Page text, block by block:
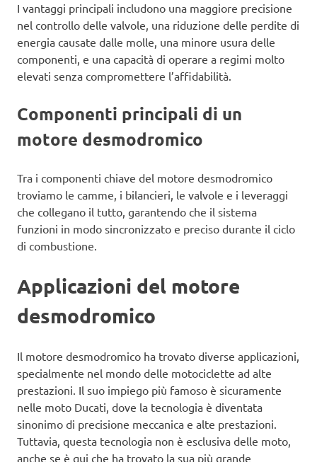
I vantaggi principali includono una maggiore precisione
nel controllo delle valvole, una riduzione delle perdite di
energia causate dalle molle, una minore usura delle
componenti, e una capacità di operare a regimi molto
elevati senza compromettere l’affidabilità.
Componenti principali di un
motore desmodromico
Tra i componenti chiave del motore desmodromico
troviamo le camme, i bilancieri, le valvole e i leveraggi
che collegano il tutto, garantendo che il sistema
funzioni in modo sincronizzato e preciso durante il ciclo
di combustione.
Applicazioni del motore
desmodromico
Il motore desmodromico ha trovato diverse applicazioni,
specialmente nel mondo delle motociclette ad alte
prestazioni. Il suo impiego più famoso è sicuramente
nelle moto Ducati, dove la tecnologia è diventata
sinonimo di precisione meccanica e alte prestazioni.
Tuttavia, questa tecnologia non è esclusiva delle moto,
anche se è qui che ha trovato la sua più grande